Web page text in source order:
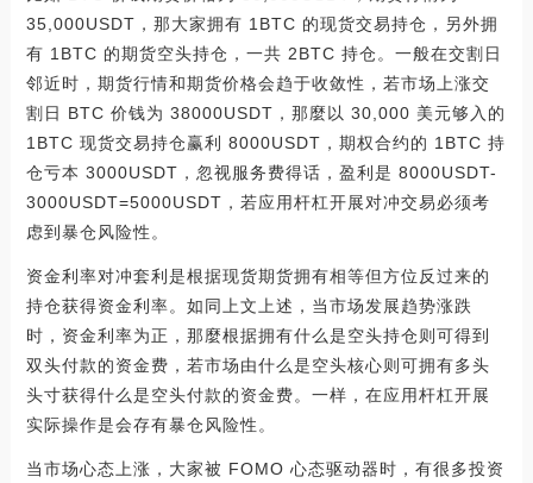
35,000USDT，那大家拥有 1BTC 的现货交易持仓，另外拥
有 1BTC 的期货空头持仓，一共 2BTC 持仓。一般在交割日
邻近时，期货行情和期货价格会趋于收敛性，若市场上涨交
割日 BTC 价钱为 38000USDT，那麼以 30,000 美元够入的
1BTC 现货交易持仓赢利 8000USDT，期权合约的 1BTC 持
仓亏本 3000USDT，忽视服务费得话，盈利是 8000USDT-
3000USDT=5000USDT，若应用杆杠开展对冲交易必须考
虑到暴仓风险性。
资金利率对冲套利是根据现货期货拥有相等但方位反过来的
持仓获得资金利率。如同上文上述，当市场发展趋势涨跌
时，资金利率为正，那麼根据拥有什么是空头持仓则可得到
双头付款的资金费，若市场由什么是空头核心则可拥有多头
头寸获得什么是空头付款的资金费。一样，在应用杆杠开展
实际操作是会存有暴仓风险性。
当市场心态上涨，大家被 FOMO 心态驱动器时，有很多投资